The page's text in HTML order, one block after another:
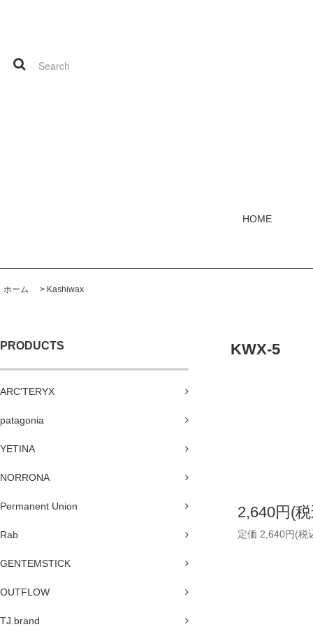
HOME
ホーム > Kashiwax
PRODUCTS
ARC'TERYX
patagonia
YETINA
NORRONA
Permanent Union
Rab
GENTEMSTICK
OUTFLOW
TJ.brand
KWX-5
2,640円(
定価 2,640円(税